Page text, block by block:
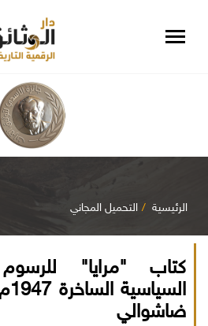
الرئيسية التحميل المجاني
كتاب "مرايا" للرسوم
ضاشوالي